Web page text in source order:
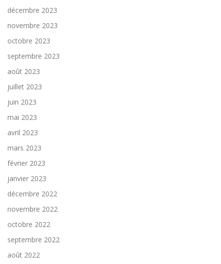
décembre 2023
novembre 2023
octobre 2023
septembre 2023
août 2023
juillet 2023
juin 2023
mai 2023
avril 2023
mars 2023
février 2023
janvier 2023
décembre 2022
novembre 2022
octobre 2022
septembre 2022
août 2022